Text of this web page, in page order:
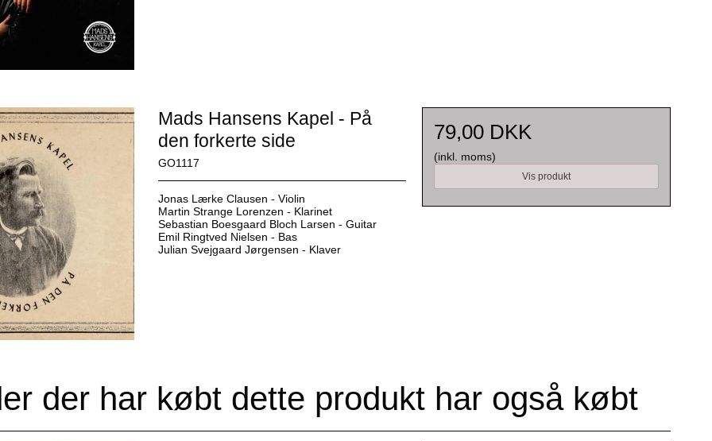
Mads Hansens Kapel - På
den forkerte side
GO1117
Jonas Lærke Clausen - Violin
Martin Strange Lorenzen - Klarinet
Sebastian Boesgaard Bloch Larsen - Guitar
Emil Ringtved Nielsen - Bas
Julian Svejgaard Jørgensen - Klaver
79,00 DKK
(inkl. moms)
Vis produkt
der har købt dette produkt har også købt